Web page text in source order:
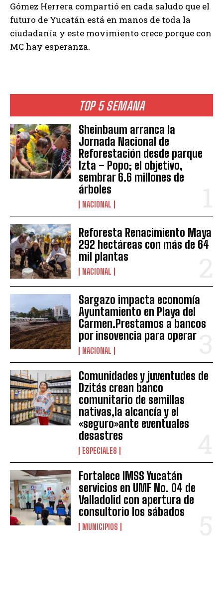
TOP 5 SEMANA
Sheinbaum arranca la
Jornada Nacional de
Reforestación desde parque
Izta – Popo; el objetivo,
sembrar 6.6 millones de
árboles
NACIONAL
Reforesta Renacimiento Maya
292 hectáreas con más de 64
mil plantas
NACIONAL
Sargazo impacta economía
Ayuntamiento en Playa del
Carmen.Prestamos a bancos
por insovencia para operar
NACIONAL
Comunidades y juventudes de
Dzitás crean banco
comunitario de semillas
nativas,la alcancía y el
«seguro»ante eventuales
desastres
ESPECIALES
Fortalece IMSS Yucatán
servicios en UMF No. 04 de
Valladolid con apertura de
consultorio los sábados
MUNICIPIOS
Gómez Herrera compartió en cada saludo que el
futuro de Yucatán está en manos de toda la
ciudadanía y este movimiento crece porque con
MC hay esperanza.